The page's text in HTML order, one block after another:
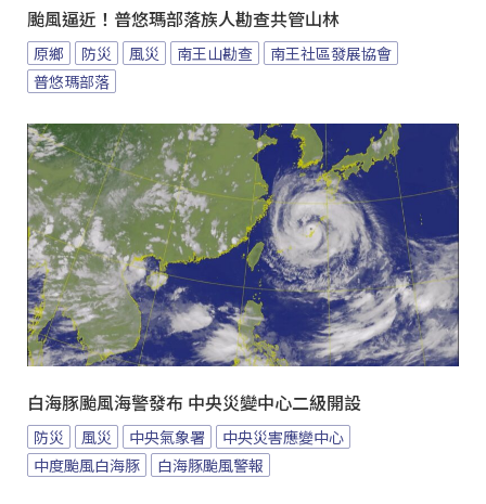
颱風逼近！普悠瑪部落族人勘查共管山林
原鄉 防災 風災 南王山勘查
南王社區發展協會
普悠瑪部落
白海豚颱風海警發布 中央災變中心二級開設
防災 風災 中央氣象署
中央災害應變中心
中度颱風白海豚
白海豚颱風警報